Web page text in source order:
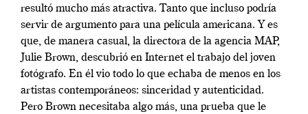
resultó mucho más atractiva. Tanto que incluso podría
servir de argumento para una película americana. Y es
que, de manera casual, la directora de la agencia MAP,
Julie Brown, descubrió en Internet el trabajo del joven
fotógrafo. En él vio todo lo que echaba de menos en los
artistas contemporáneos: sinceridad y autenticidad.
Pero Brown necesitaba algo más, una prueba que le